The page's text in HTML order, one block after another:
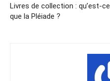
Livres de collection : qu’est-ce
que la Pléiade ?